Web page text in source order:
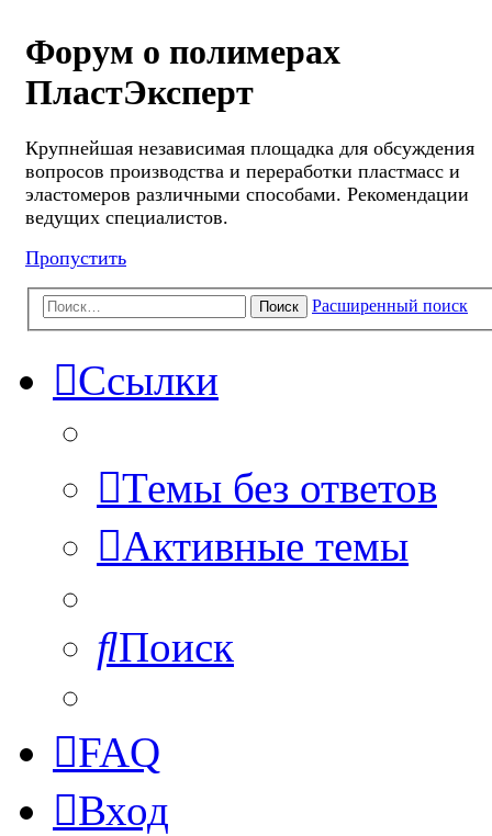
Форум о полимерах
ПластЭксперт
Крупнейшая независимая площадка для обсуждения
вопросов производства и переработки пластмасс и
эластомеров различными способами. Рекомендации
ведущих специалистов.
Пропустить
Поиск Расширенный поиск
Ссылки
Темы без ответов
Активные темы
Поиск
FAQ
Вход